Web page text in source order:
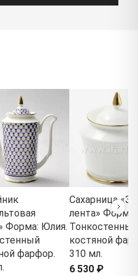
Форма: Юлия.
фарфор.
Сахарница
лента»
Тонкостенный
костяной
310 мл.
6 530 ₽